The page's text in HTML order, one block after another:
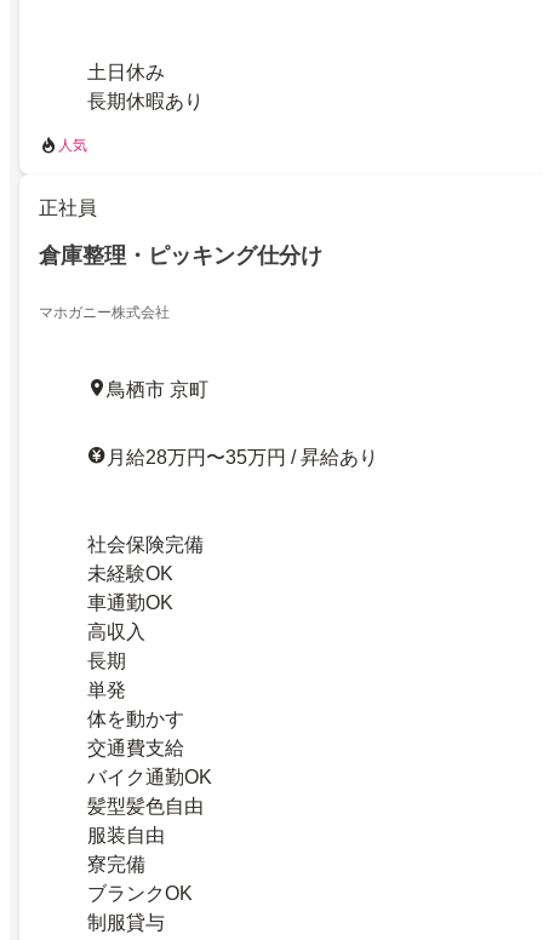
土日休み
長期休暇あり
人気
正社員
倉庫整理・ピッキング仕分け
マホガニー株式会社
鳥栖市 京町
月給28万円〜35万円 / 昇給あり
社会保険完備
未経験OK
車通勤OK
高収入
長期
単発
体を動かす
交通費支給
バイク通勤OK
髪型髪色自由
服装自由
寮完備
ブランクOK
制服貸与